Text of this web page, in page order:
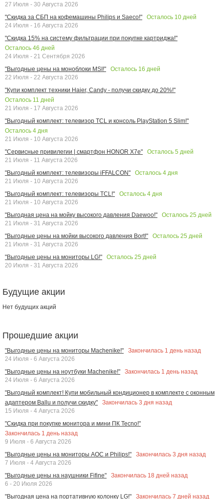
27 Июля - 30 Августа 2026
"Скидка за СБП на кофемашины Philips и Saeco!"
Осталось 10 дней
24 Июля - 16 Августа 2026
"Скидка 15% на систему фильтрации при покупке картриджа!"
Осталось 46 дней
24 Июля - 21 Сентября 2026
"Выгодные цены на моноблоки MSI!"
Осталось 16 дней
22 Июля - 22 Августа 2026
"Купи комплект техники Haier, Candy - получи скидку до 20%!"
Осталось 11 дней
21 Июля - 17 Августа 2026
"Выгодный комплект: телевизор TCL и консоль PlayStation 5 Slim!"
Осталось 4 дня
21 Июля - 10 Августа 2026
"Сервисные привилегии | смартфон HONOR X7e"
Осталось 5 дней
21 Июля - 11 Августа 2026
"Выгодный комплект: телевизоры iFFALCON"
Осталось 4 дня
21 Июля - 10 Августа 2026
"Выгодный комплект: телевизоры TCL!"
Осталось 4 дня
21 Июля - 10 Августа 2026
"Выгодная цена на мойку высокого давления Daewoo!"
Осталось 25 дней
21 Июля - 31 Августа 2026
"Выгодные цены на мойки высокого давления Bort!"
Осталось 25 дней
21 Июля - 31 Августа 2026
"Выгодные цены на мониторы LG!"
Осталось 25 дней
20 Июля - 31 Августа 2026
Будущие акции
Нет будущих акций
Прошедшие акции
"Выгодные цены на мониторы Machenike!" Закончилась 1 день назад
24 Июля - 6 Августа 2026
"Выгодные цены на ноутбуки Machenike!"
Закончилась 1 день назад
24 Июля - 6 Августа 2026
"Выгодный комплект! Купи мобильный кондиционер в комплекте с оконным
адаптером Ballu и получи скидку"
Закончилась 3 дня назад
15 Июля - 4 Августа 2026
"Скидка при покупке монитора и мини ПК Tecno!"
Закончилась 1 день назад
9 Июля - 6 Августа 2026
"Выгодные цены на мониторы AOC и Philips!"
Закончилась 3 дня назад
7 Июля - 4 Августа 2026
"Выгодные цены на наушники Fifine"
Закончилась 18 дней назад
6 - 20 Июля 2026
"Выгодная цена на портативную колонку LG!"
Закончилась 7 дней назад